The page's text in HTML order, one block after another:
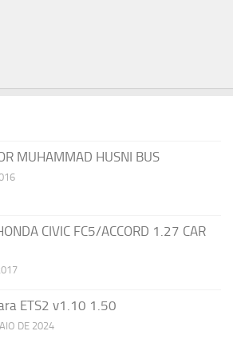
MUHAMMAD HUSNI BUS
CIVIC FC5/ACCORD 1.27 CAR
ETS2 v1.10 1.50
DE 2024